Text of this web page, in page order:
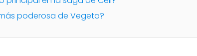
poderosa de Vegeta?